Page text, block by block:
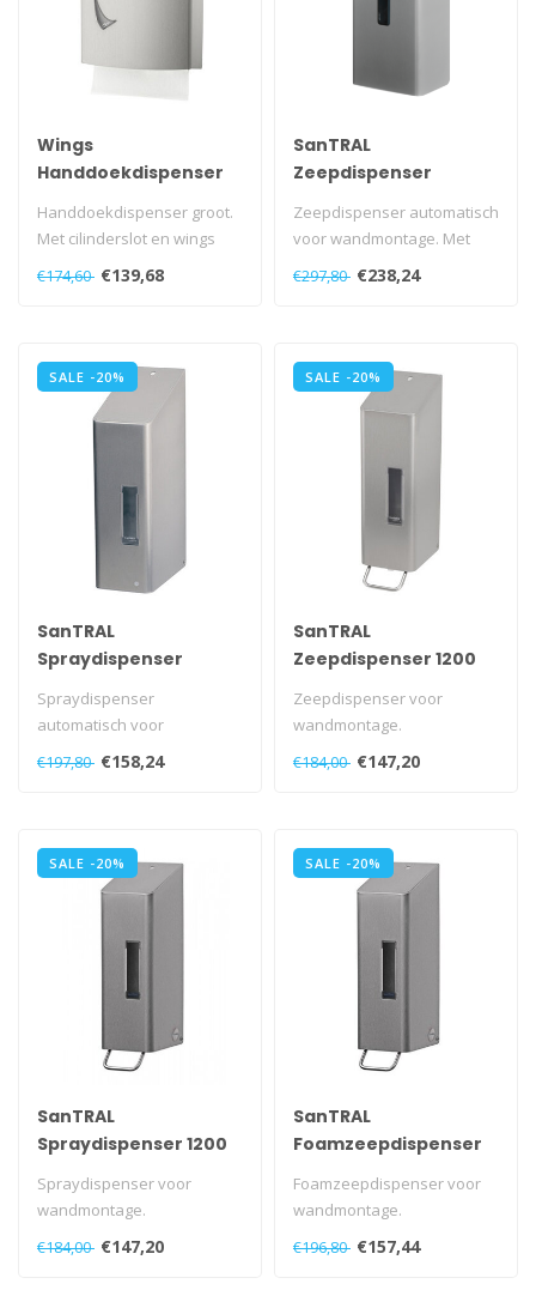
Wings
Handdoekdispenser
Multifold
Handdoekdispenser groot.
Met cilinderslot en wings
Met schuin aflopen..
€174,60 €139,68
SanTRAL
Zeepdispenser
automatisch 1200 ml
Zeepdispenser automatisch
voor wandmontage. Met
navulbaar reservoir. Met
kunstst..
€297,80 €238,24
SALE -20%
SanTRAL
Spraydispenser
Spraydispenser
automatisch voor
wandmontage.
Met navulbaar reservoir.
€197,80 €158,24
SALE -20%
SanTRAL
Zeepdispenser 1200
Zeepdispenser voor
wandmontage.
Met navulbaar reservoir.
Met kunststof slot en..
€184,00 €147,20
SALE -20%
SanTRAL
Spraydispenser 1200
Spraydispenser voor
wandmontage.
Kan ook als toilet seat
cleaner gebruikt worde..
€184,00 €147,20
SALE -20%
SanTRAL
Foamzeepdispenser
Foamzeepdispenser voor
wandmontage.
Met navulbaar reservoir.
Met kunststof slo..
€196,80 €157,44